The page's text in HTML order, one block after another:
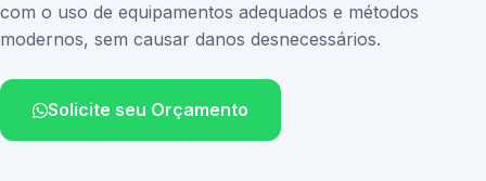
com o uso de equipamentos adequados e métodos
modernos, sem causar danos desnecessários.
Solicite seu Orçamento